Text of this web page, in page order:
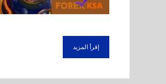
إقرأ المزيد